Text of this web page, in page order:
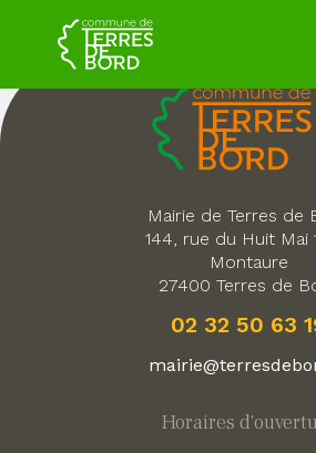
Mairie de Terres de
144, rue du Huit Mai
Montaure
27400 Terres de
02 32 50 63
Horaires